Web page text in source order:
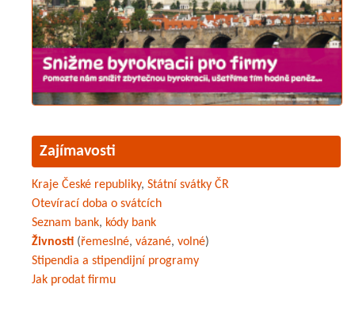
Zajímavosti
Kraje České republiky, Státní svátky ČR
Otevírací doba o svátcích
Seznam bank, kódy bank
Živnosti (řemeslné, vázané, volné)
Stipendia a stipendijní programy
Jak prodat firmu